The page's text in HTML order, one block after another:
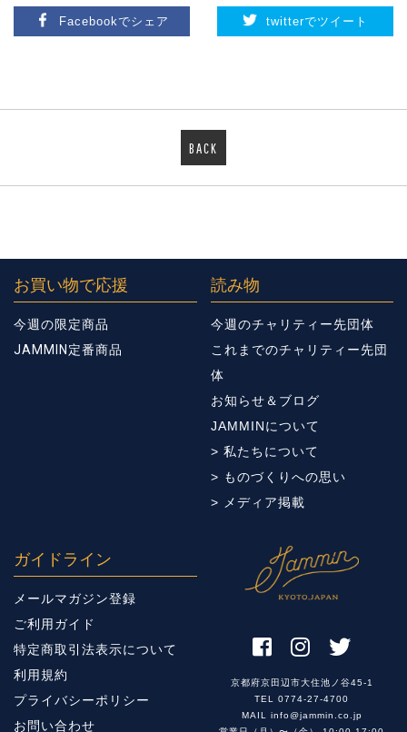
Facebookでシェア twitterでツイート
BACK
お買い物で応援
今週の限定商品
JAMMIN定番商品
読み物
今週のチャリティー先団体
これまでのチャリティー先団
体
お知らせ＆ブログ
JAMMINについて
> 私たちについて
> ものづくりへの思い
> メディア掲載
ガイドライン
メールマガジン登録
ご利用ガイド
特定商取引法表示について
利用規約
プライバシーポリシー
お問い合わせ
京都府京田辺市大住池ノ谷45-1
TEL 0774-27-4700
MAIL info@jammin.co.jp